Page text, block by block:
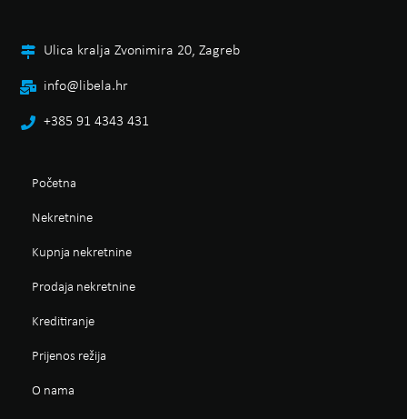
Ulica kralja Zvonimira 20, Zagreb
info@libela.hr
+385 91 4343 431
Početna
Nekretnine
Kupnja nekretnine
Prodaja nekretnine
Kreditiranje
Prijenos režija
O nama